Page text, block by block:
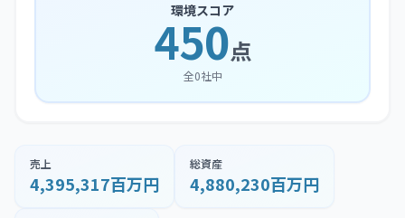
環境スコア
450点
全0社中
売上
4,395,317百万円
総資産
4,880,230百万円